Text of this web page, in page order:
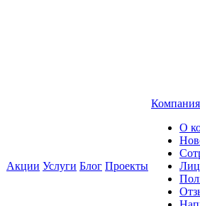
Акции Услуги Блог Проекты
Компания
О